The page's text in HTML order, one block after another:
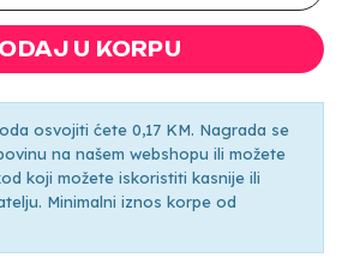
U KORPU
osvojiti ćete 0,17 KM. Nagrada se
na našem webshopu ili možete
koji možete iskoristiti kasnije ili
Minimalni iznos korpe od